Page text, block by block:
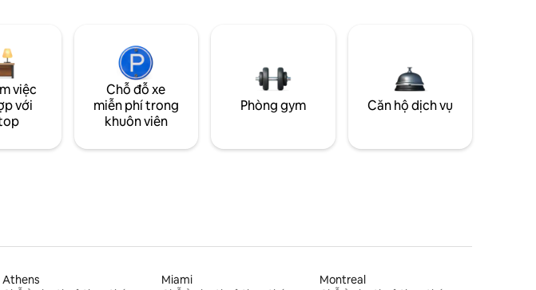
việc
với
Chỗ đỗ xe
miễn phí trong
khuôn viên
Phòng gym Căn hộ dịch vụ
Athens
Miami
Montreal